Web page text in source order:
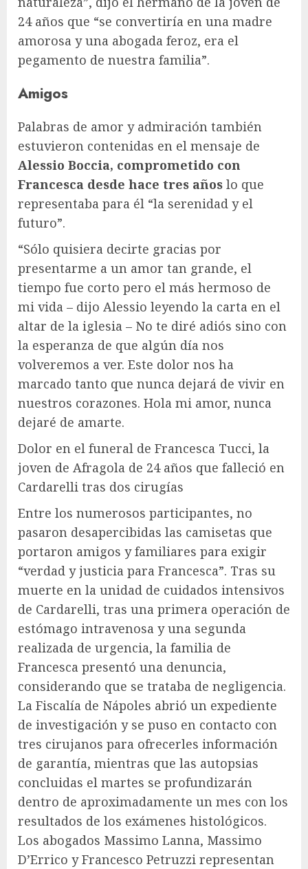
24 años que “se convertiría en una madre
amorosa y una abogada feroz, era el
pegamento de nuestra familia”.
Amigos
Palabras de amor y admiración también
estuvieron contenidas en el mensaje de
Alessio Boccia, comprometido con
Francesca desde hace tres años lo que
representaba para él “la serenidad y el
futuro”.
“Sólo quisiera decirte gracias por
presentarme a un amor tan grande, el
tiempo fue corto pero el más hermoso de
mi vida – dijo Alessio leyendo la carta en el
altar de la iglesia – No te diré adiós sino con
la esperanza de que algún día nos
volveremos a ver. Este dolor nos ha
marcado tanto que nunca dejará de vivir en
nuestros corazones. Hola mi amor, nunca
dejaré de amarte.
Dolor en el funeral de Francesca Tucci, la
joven de Afragola de 24 años que falleció en
Cardarelli tras dos cirugías
Entre los numerosos participantes, no
pasaron desapercibidas las camisetas que
portaron amigos y familiares para exigir
“verdad y justicia para Francesca”. Tras su
muerte en la unidad de cuidados intensivos
de Cardarelli, tras una primera operación de
estómago intravenosa y una segunda
realizada de urgencia, la familia de
Francesca presentó una denuncia,
considerando que se trataba de negligencia.
La Fiscalía de Nápoles abrió un expediente
de investigación y se puso en contacto con
tres cirujanos para ofrecerles información
de garantía, mientras que las autopsias
concluidas el martes se profundizarán
dentro de aproximadamente un mes con los
resultados de los exámenes histológicos.
Los abogados Massimo Lanna, Massimo
D’Errico y Francesco Petruzzi representan